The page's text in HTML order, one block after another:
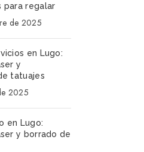
para regalar
de 2025
en Lugo:
y
tatuajes
2025
en Lugo:
y borrado de